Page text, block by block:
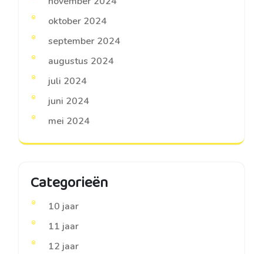
oktober 2024
september 2024
augustus 2024
juli 2024
juni 2024
mei 2024
Categorieën
10 jaar
11 jaar
12 jaar